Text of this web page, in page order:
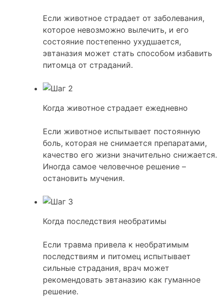
Если животное страдает от заболевания,
которое невозможно вылечить, и его
состояние постепенно ухудшается,
эвтаназия может стать способом избавить
питомца от страданий.
Когда животное страдает ежедневно
Если животное испытывает постоянную
боль, которая не снимается препаратами,
качество его жизни значительно снижается.
Иногда самое человечное решение –
остановить мучения.
Когда последствия необратимы
Если травма привела к необратимым
последствиям и питомец испытывает
сильные страдания, врач может
рекомендовать эвтаназию как гуманное
решение.